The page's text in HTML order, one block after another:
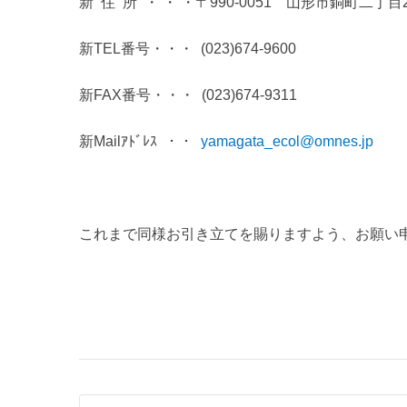
新TEL番号・・・ (023)674-9600
新FAX番号・・・ (023)674-9311
新Mailｱﾄﾞﾚｽ ・・ yamagata_ecol@omnes.jp
これまで同様お引き立てを賜りますよう、お願い